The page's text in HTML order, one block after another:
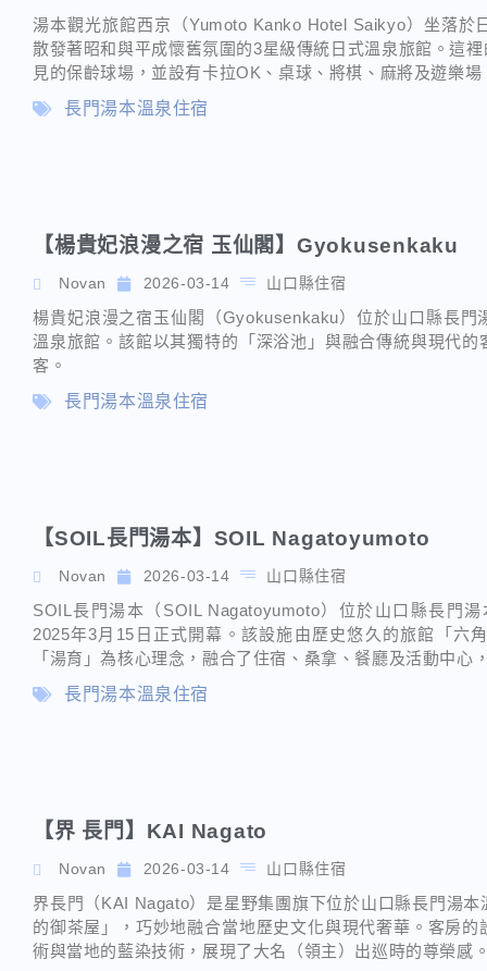
湯本觀光旅館西京（Yumoto Kanko Hotel Saikyo）坐落於
散發著昭和與平成懷舊氛圍的3星級傳統日式溫泉旅館。這
見的保齡球場，並設有卡拉OK、桌球、將棋、麻將及遊樂
長門湯本溫泉住宿
【楊貴妃浪漫之宿 玉仙閣】Gyokusenkaku
Novan 2026-03-14 山口縣住宿
楊貴妃浪漫之宿玉仙閣（Gyokusenkaku）位於山口縣長
溫泉旅館。該館以其獨特的「深浴池」與融合傳統與現代
客。
長門湯本溫泉住宿
【SOIL長門湯本】SOIL Nagatoyumoto
Novan 2026-03-14 山口縣住宿
SOIL長門湯本（SOIL Nagatoyumoto）位於山口縣長門
2025年3月15日正式開幕。該設施由歷史悠久的旅館「六
「湯育」為核心理念，融合了住宿、桑拿、餐廳及活動中
長門湯本溫泉住宿
【界 長門】KAI Nagato
Novan 2026-03-14 山口縣住宿
界長門（KAI Nagato）是星野集團旗下位於山口縣長門湯
的御茶屋」，巧妙地融合當地歷史文化與現代奢華。客房
術與當地的藍染技術，展現了大名（領主）出巡時的尊榮感